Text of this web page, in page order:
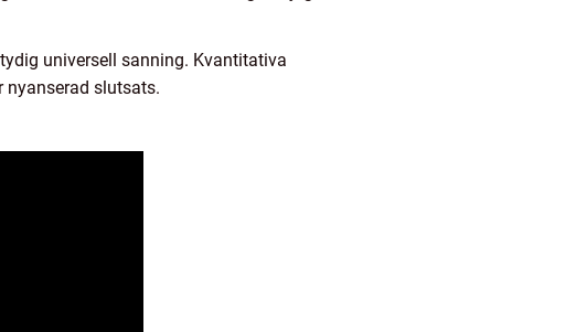
universell sanning. Kvantitativa
nyanserad slutsats.